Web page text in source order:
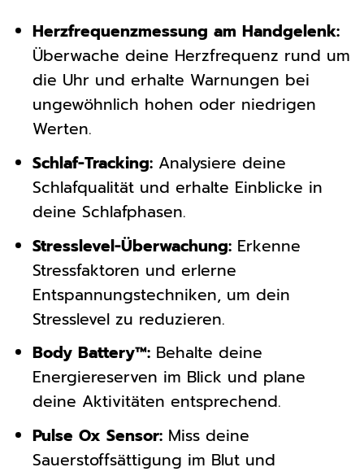
Herzfrequenzmessung am Handgelenk:
Überwache deine Herzfrequenz rund um
die Uhr und erhalte Warnungen bei
ungewöhnlich hohen oder niedrigen
Werten.
Schlaf-Tracking:Analysiere deine
Schlafqualität und erhalte Einblicke in
deine Schlafphasen.
Stresslevel-Überwachung:Erkenne
Stressfaktoren und erlerne
Entspannungstechniken, um dein
Stresslevel zu reduzieren.
Body Battery™:Behalte deine
Energiereserven im Blick und plane
deine Aktivitäten entsprechend.
Pulse Ox Sensor:Miss deine
Sauerstoffsättigung im Blut und